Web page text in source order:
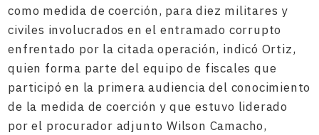
como medida de coerción, para diez militares y
civiles involucrados en el entramado corrupto
enfrentado por la citada operación, indicó Ortiz,
quien forma parte del equipo de fiscales que
participó en la primera audiencia del conocimiento
de la medida de coerción y que estuvo liderado
por el procurador adjunto Wilson Camacho,